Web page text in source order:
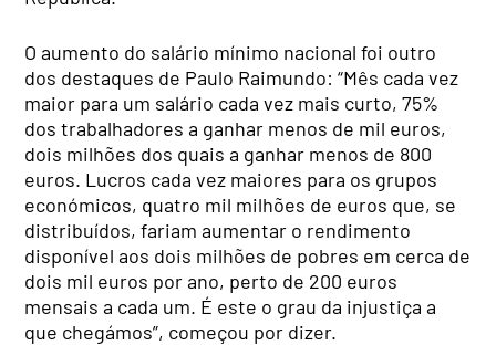
O aumento do salário mínimo nacional foi outro
dos destaques de Paulo Raimundo: “Mês cada vez
maior para um salário cada vez mais curto, 75%
dos trabalhadores a ganhar menos de mil euros,
dois milhões dos quais a ganhar menos de 800
euros. Lucros cada vez maiores para os grupos
económicos, quatro mil milhões de euros que, se
distribuídos, fariam aumentar o rendimento
disponível aos dois milhões de pobres em cerca de
dois mil euros por ano, perto de 200 euros
mensais a cada um. É este o grau da injustiça a
que chegámos”, começou por dizer.